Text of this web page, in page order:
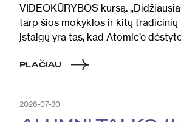
VIDEOKŪRYBOS kursą.
tarp šios mokyklos ir kitų tradicinių
įstaigų yra tas, kad Atomic’e
PLAČIAU
2026-07-30